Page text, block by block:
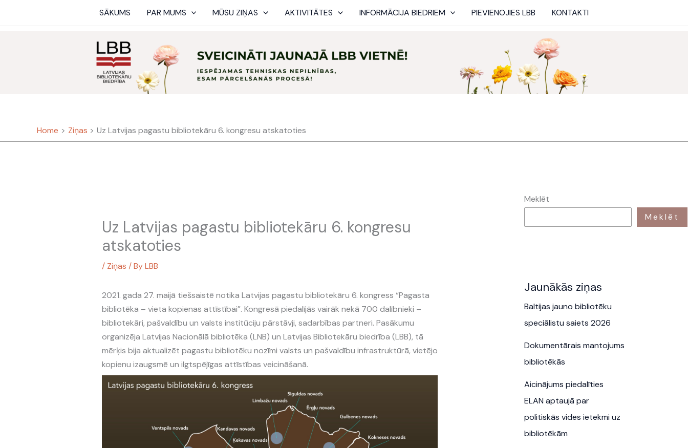
SĀKUMS PAR MUMS MŪSU ZIŅAS AKTIVITĀTES INFORMĀCIJA BIEDRIEM PIEVIENOJIES LBB KONTAKTI
Home Ziņas Uz Latvijas pagastu bibliotekāru 6. kongresu atskatoties
Uz Latvijas pagastu bibliotekāru 6. kongresu
atskatoties
/ Ziņas / ByLBB
2021. gada 27. maijā tiešsaistē notika Latvijas pagastu bibliotekāru 6. kongress “Pagasta
bibliotēka – vieta kopienas attīstībai”. Kongresā piedalījās vairāk nekā 700 dalībnieki –
bibliotekāri, pašvaldību un valsts institūciju pārstāvji, sadarbības partneri. Pasākumu
organizēja Latvijas Nacionālā bibliotēka (LNB) un Latvijas Bibliotekāru biedrība (LBB), tā
mērķis bija aktualizēt pagastu bibliotēku nozīmi valsts un pašvaldību infrastruktūrā, vietējo
kopienu izaugsmē un ilgtspējīgas attīstības veicināšanā.
Meklēt
Meklēt
Jaunākās ziņas
Baltijas jauno bibliotēku
speciālistu saiets 2026
Dokumentārais mantojums
bibliotēkās
Aicinājums piedalīties
ELAN aptaujā par
politiskās vides ietekmi uz
bibliotēkām